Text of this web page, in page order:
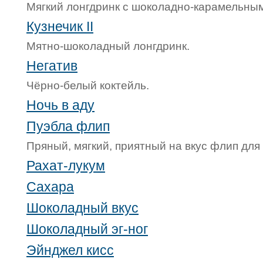
Мягкий лонгдринк с шоколадно-
Кузнечик II
Мятно-шоколадный лонгдринк.
Негатив
Чёрно-белый коктейль.
Ночь в аду
Пуэбла флип
Пряный, мягкий, приятный на вкус флип для
Рахат-лукум
Сахара
Шоколадный вкус
Шоколадный эг-ног
Эйнджел кисс